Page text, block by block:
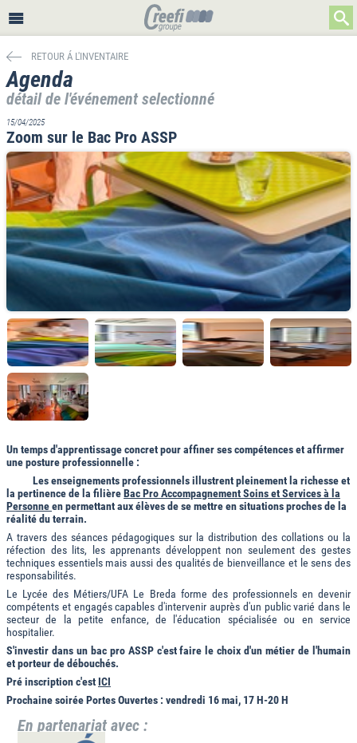
RETOUR Á L'INVENTAIRE
Agenda
détail de l'événement selectionné
15/04/2025
Zoom sur le Bac Pro ASSP
Un temps d'apprentissage concret pour affiner ses compétences et affirmer
une posture professionnelle :
Les enseignements professionnels illustrent pleinement la richesse et
la pertinence de la filièreBac Pro Accompagnement Soins et Services à la
Personneen permettant aux élèves de se mettre en situations proches de la
réalité du terrain.
A travers des séances pédagogiques sur la distribution des collations ou la
réfection des lits, les apprenants développent non seulement des gestes
techniques essentiels mais aussi des qualités de bienveillance et le sens des
responsabilités.
Le Lycée des Métiers/UFA Le Breda forme des professionnels en devenir
compétents et engagés capables d'intervenir auprès d'un public varié dans le
secteur de la petite enfance, de l'éducation spécialisée ou en service
hospitalier.
S'investir dans un bac pro ASSP c'est faire le choix d'un métier de l'humain
et porteur de débouchés.
Pré inscription c'estICI
Prochaine soirée Portes Ouvertes : vendredi 16 mai, 17 H-20 H
En partenariat avec :